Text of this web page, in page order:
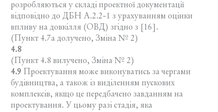
розробляються у складі проектної документації
відповідно до ДБН А.2.2-1 з урахуванням оцінки
впливу на довкілля (ОВД) згідно з [16].
(Пункт 4.7а долучено, Зміна № 2)
4.8
(Пункт 4.8 вилучено, Зміна № 2)
4.9 Проектування може виконуватись за чергами
будівництва, а також із виділенням пускових
комплексів, якщо це передбачено завданням на
проектування. У цьому разі стадія, яка